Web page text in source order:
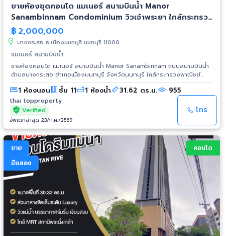
ขายห้องชุดคอนโด แมเนอร์ สนามบินน้ำ Manor
Sanambinnam Condominium วิวเจ้าพระยา ใกล้กระทรวง
พาณิชย์
฿ 2,000,000
บางกระสอ อ.เมืองนนทบุรี นนทบุรี 11000
แมเนอร์ สนามบินน้ำ
ขายห้องคอนโด แมเนอร์ สนามบินน้ำ Manor Sanambinnam ถนนสนามบินน้ำ
ตำบลบางกระสอ อำเภอเมืองนนทบุรี จังหวัดนนทบุรี ใกล้กระทรวงพาณิชย์
ราคาขาย 2,000,000 บาท ขนาดห้อง 31.62 ตร.ม. อาคาร C ชั้น 11 เพดานสูง
2.6 เมตร 1 ห้องนอน 1 ห้องน้ำ 1 ห้องนั่งเล่น ระเบียงชมวิวแม่น้ำเจ้าพระยา วิว
สวนและสระว่ายน้ำ ห้องใหม่ ไม่เคยเข้าอยู่ เฟอร์นิเจอร์และเครื่องใช้ไฟฟ้าที่ให้:
เครื่องปรับอากาศ/แอร์ 2 เครื่อง เตียง+ที่นอน, ตู้เสื้อผ้า, โต๊ะเครื่องแป้ง,
เคาน์เตอร์ครัว โต๊ะทานข้าว+เก้าอี้, เฟอร์ครบพร้อมอยู่ รับชมคลิปใน Tiktok:
https://vt.tiktok.com/ZSuLF627D/ รายละเอียดเพิ่มเติมคลิ๊ก:
https://thaitopproperty.com/238515-.html สนใจนัดชมห้อง Contact:
K.หนึ่ง (K.Nueng) Mobile: 092-789-3539 Line ID: 0907894941 E-mail:
thaitopproperty@hotmail.com www.ThaiTopProperty.com #ขายคอนโด
#คอนโดมือสอง #ManorSanambinnam #แมเนอร์สนามบินน้ำ #แมเนอร์
#สนามบินน้ำ #คอนโดวิวแม่น้ำเจ้าพระยา #คอนโดใกล้MRT #MRTสายสีม่วง
#MRTสะพานพระนั่งเกล้า #กระทรวงพาณิชย์ #คอนโดสนามบินน้ำ #คอนโดน
1 ห้องนอน ชั้น 11 1 ห้องน้ำ 31.62 ตร.ม. 955
thai topproperty
Verified
อัพเดทล่าสุด 23/ก.ค./2569
โทร
ขาย
มือสอง
คอนโด